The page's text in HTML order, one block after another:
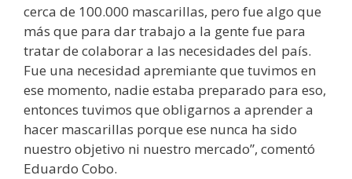
cerca de 100.000 mascarillas, pero fue algo que
más que para dar trabajo a la gente fue para
tratar de colaborar a las necesidades del país.
Fue una necesidad apremiante que tuvimos en
ese momento, nadie estaba preparado para eso,
entonces tuvimos que obligarnos a aprender a
hacer mascarillas porque ese nunca ha sido
nuestro objetivo ni nuestro mercado”, comentó
Eduardo Cobo.